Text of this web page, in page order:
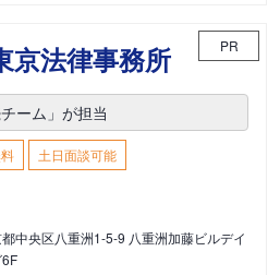
京法律事務所 PR
ーム」が担当
土日面談可能
中央区八重洲1-5-9 八重洲加藤ビルデイ